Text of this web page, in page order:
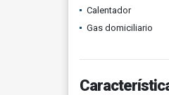
Calentador
Gas domiciliario